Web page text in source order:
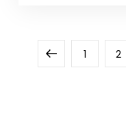
PostsPreviousPage
1 2